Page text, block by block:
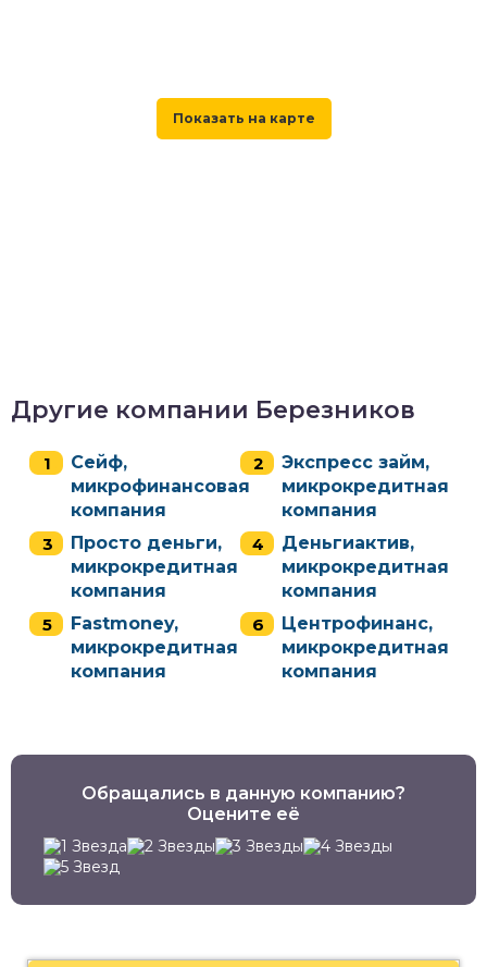
Другие компании Березников
Сейф,
микрофинансовая
компания
Экспресс займ,
микрокредитная
компания
Просто деньги,
микрокредитная
компания
Деньгиактив,
микрокредитная
компания
Fastmoney,
микрокредитная
компания
Центрофинанс,
микрокредитная
компания
Обращались в данную компанию?
Оцените её